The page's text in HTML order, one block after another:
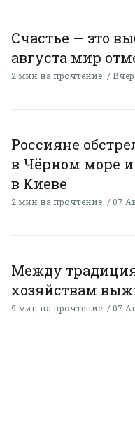
Счастье — это
августа мир
2 мин на прочтение
Россияне
в Чёрном море
в Киеве
2 мин на прочтение 07
Между
хозяйствам
9 мин на прочтение 07